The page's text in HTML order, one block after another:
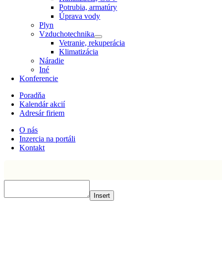
Potrubia, armatúry
Úprava vody
Plyn
Vzduchotechnika
Vetranie, rekuperácia
Klimatizácia
Náradie
Iné
Konferencie
Poradňa
Kalendár akcií
Adresár firiem
O nás
Inzercia na portáli
Kontakt
Insert